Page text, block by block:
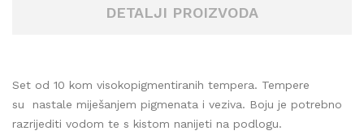
DETALJI PROIZVODA
Set od 10 kom visokopigmentiranih tempera. Tempere
su nastale miješanjem pigmenata i veziva. Boju je potrebno
razrijediti vodom te s kistom nanijeti na podlogu.